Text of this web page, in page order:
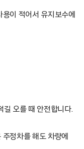
이 적어서 유지보수에
길 오를 때 안전합니다.
정차를 해도 차량에